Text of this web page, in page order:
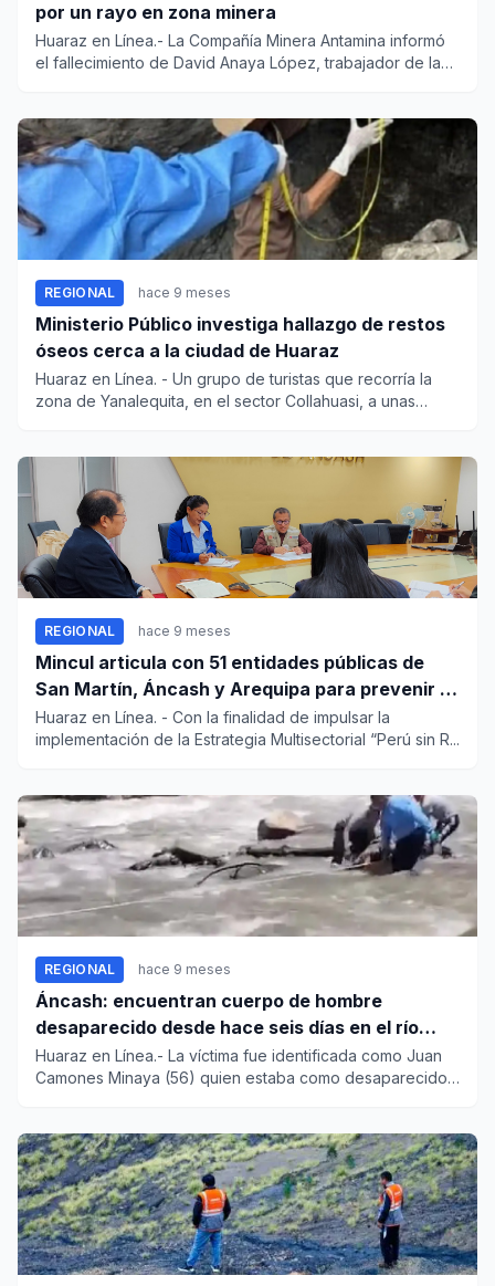
por un rayo en zona minera
Huaraz en Línea.- La Compañía Minera Antamina informó
el fallecimiento de David Anaya López, trabajador de la
REGIONAL hace 9 meses
Ministerio Público investiga hallazgo de restos
óseos cerca a la ciudad de Huaraz
Huaraz en Línea. - Un grupo de turistas que recorría la
zona de Yanalequita, en el sector Collahuasi, a unas
REGIONAL hace 9 meses
Mincul articula con 51 entidades públicas de
San Martín, Áncash y Arequipa para prevenir y
erradicar el racismo
Huaraz en Línea. - Con la finalidad de impulsar la
implementación de la Estrategia Multisectorial “Perú sin R...
REGIONAL hace 9 meses
Áncash: encuentran cuerpo de hombre
desaparecido desde hace seis días en el río
Santa
Huaraz en Línea.- La víctima fue identificada como Juan
Camones Minaya (56) quien estaba como desaparecido